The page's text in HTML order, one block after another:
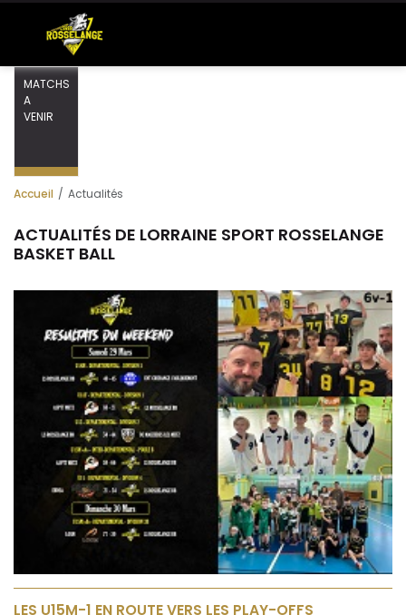
MATCHS
A
VENIR
Accueil Actualités
ACTUALITÉS DE LORRAINE SPORT ROSSELANGE
BASKET BALL
LES U15M-1 EN ROUTE VERS LES PLAY-OFFS